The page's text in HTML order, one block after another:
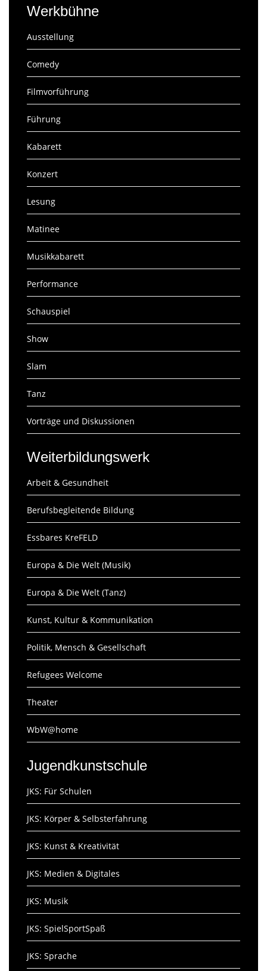
Werkbühne
Ausstellung
Comedy
Filmvorführung
Führung
Kabarett
Konzert
Lesung
Matinee
Musikkabarett
Performance
Schauspiel
Show
Slam
Tanz
Vorträge und Diskussionen
Weiterbildungswerk
Arbeit & Gesundheit
Berufsbegleitende Bildung
Essbares KreFELD
Europa & Die Welt (Musik)
Europa & Die Welt (Tanz)
Kunst, Kultur & Kommunikation
Politik, Mensch & Gesellschaft
Refugees Welcome
Theater
WbW@home
Jugendkunstschule
JKS: Für Schulen
JKS: Körper & Selbsterfahrung
JKS: Kunst & Kreativität
JKS: Medien & Digitales
JKS: Musik
JKS: SpielSportSpaß
JKS: Sprache